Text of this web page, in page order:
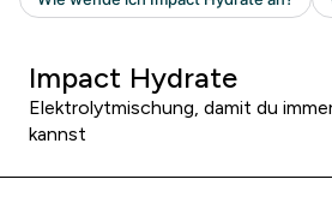
Impact Hydrate
Elektrolytmischung, damit du
kannst